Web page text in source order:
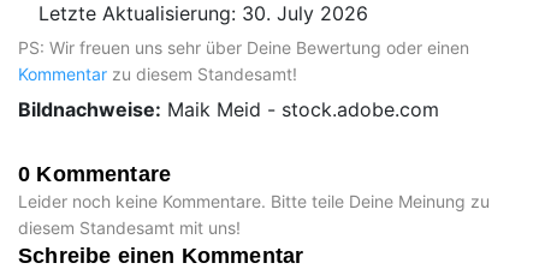
Letzte Aktualisierung: 30. July 2026
PS: Wir freuen uns sehr über Deine Bewertung oder einen
Kommentar zu diesem Standesamt!
Bildnachweise: Maik Meid - stock.adobe.com
0 Kommentare
Leider noch keine Kommentare. Bitte teile Deine Meinung zu
diesem Standesamt mit uns!
Schreibe einen Kommentar